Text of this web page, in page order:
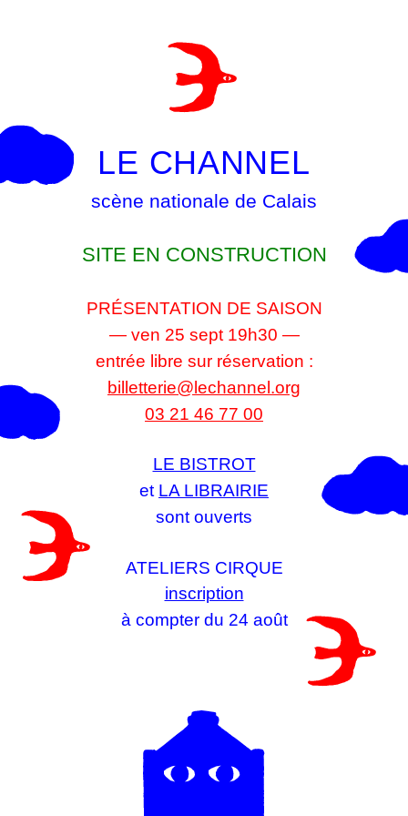
LE CHANNEL
scène nationale de Calais
SITE EN CONSTRUCTION
PRÉSENTATION DE SAISON
— ven 25 sept 19h30 —
entrée libre sur réservation :
billetterie@lechannel.org
03 21 46 77 00
LE BISTROT
et LA LIBRAIRIE
sont ouverts
ATELIERS CIRQUE
inscription
à compter du 24 août